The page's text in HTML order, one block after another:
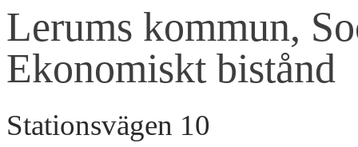
Lerums kommun,
Ekonomiskt bistånd
Stationsvägen 10